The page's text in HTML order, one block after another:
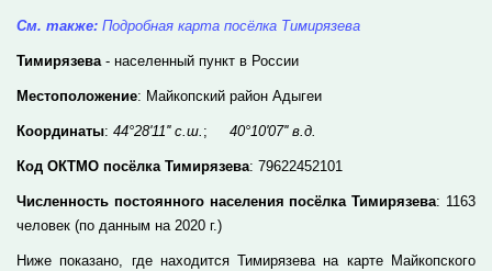
См. также: Подробная карта посёлка Тимирязева
Тимирязева- населенный пункт в России
Местоположение: Майкопский район Адыгеи
Координаты: 44°28'11'' с.ш. ; 40°10'07'' в.д.
Код ОКТМО посёлка Тимирязева: 79622452101
Численность постоянного населения посёлка Тимирязева: 1163
человек (по данным на 2020 г.)
Ниже показано, где находится Тимирязева на карте Майкопского